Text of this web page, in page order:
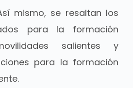
mismo, se resaltan los
para la formación
salientes y
para la formación